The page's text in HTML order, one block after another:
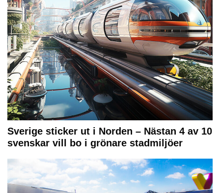
Sverige sticker ut i Norden – Nästan 4 av 10
svenskar vill bo i grönare stadmiljöer